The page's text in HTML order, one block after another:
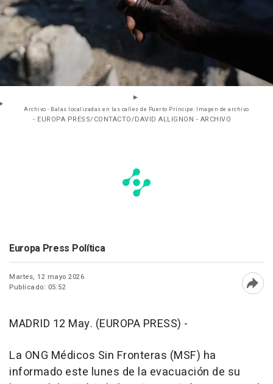
Archivo - Balas localizadas en las calles de Puerto Príncipe. Imagen de archivo
- EUROPA PRESS/CONTACTO/DAVID ALLIGNON - ARCHIVO
Europa Press Política
Martes, 12 mayo 2026
Publicado: 05:52
MADRID 12 May. (EUROPA PRESS) -
La ONG Médicos Sin Fronteras (MSF) ha
informado este lunes de la evacuación de su